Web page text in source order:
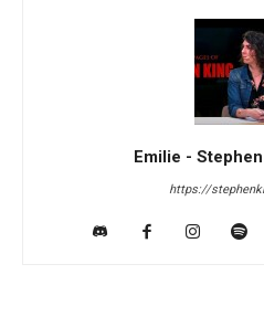
Emilie -
https://